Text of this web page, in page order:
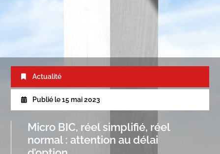
Actualité
Publié le 15 mai 2023
Micro BIC, réel simplifié, réel
normal : attention au délai